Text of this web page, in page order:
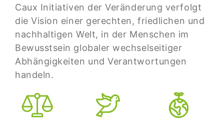
Caux Initiativen der Veränderung verfolgt
die Vision einer gerechten, friedlichen und
nachhaltigen Welt, in der Menschen im
Bewusstsein globaler wechselseitiger
Abhängigkeiten und Verantwortungen
handeln.